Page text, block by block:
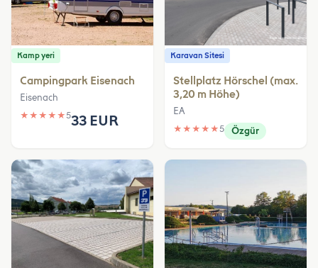
Kamp yeri
Campingpark Eisenach
Eisenach
★ ★ ★ ★ ★533 EUR
Karavan Sitesi
Stellplatz Hörschel (max.
3,20 m Höhe)
EA
★ ★ ★ ★ ★5 Özgür